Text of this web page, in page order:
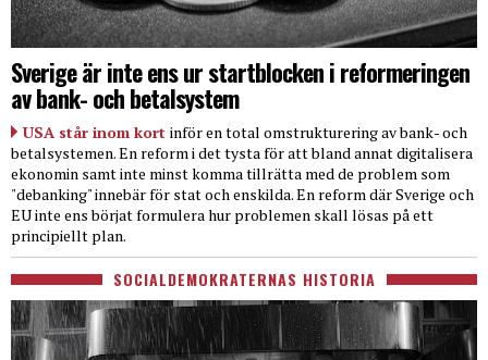
Sverige är inte ens ur startblocken i reformeringen
av bank- och betalsystem
USA står inom kort inför en total omstrukturering av bank- och
betalsystemen. En reform i det tysta för att bland annat digitalisera
ekonomin samt inte minst komma tillrätta med de problem som
"debanking" innebär för stat och enskilda. En reform där Sverige och
EU inte ens börjat formulera hur problemen skall lösas på ett
principiellt plan.
SOCIALDEMOKRATERNAS HISTORIA